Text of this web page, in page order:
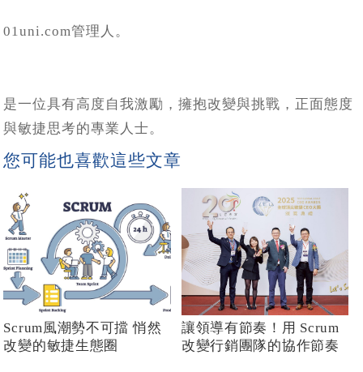
01uni.com管理人。
是一位具有高度自我激勵，擁抱改變與挑戰，正面態度
與敏捷思考的專業人士。
您可能也喜歡這些文章
Scrum風潮勢不可擋 悄然
改變的敏捷生態圈
讓領導有節奏！用 Scrum
改變行銷團隊的協作節奏